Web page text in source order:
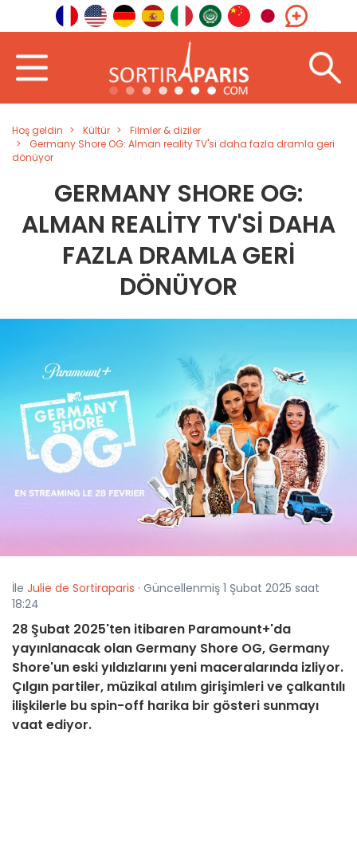
Hoş geldin Kültür
Filmler & diziler
Germany Shore OG: Alman reality TV'si daha fazla dramla geri
dönüyor
GERMANY SHORE OG:
ALMAN REALITY TV'SI DAHA
FAZLA DRAMLA GERI
DÖNÜYOR
İle Julie de Sortiraparis · Güncellenmiş 1 Şubat 2025 saat
18:24
28 Şubat 2025'ten itibaren Paramount+'da
yayınlanacak olan Germany Shore OG, Germany
Shore'un eski yıldızlarını yeni maceralarında izliyor.
Çılgın partiler, müzikal atılım girişimleri ve çalkantılı
ilişkilerle bu spin-off harika bir gösteri sunmayı
vaat ediyor.